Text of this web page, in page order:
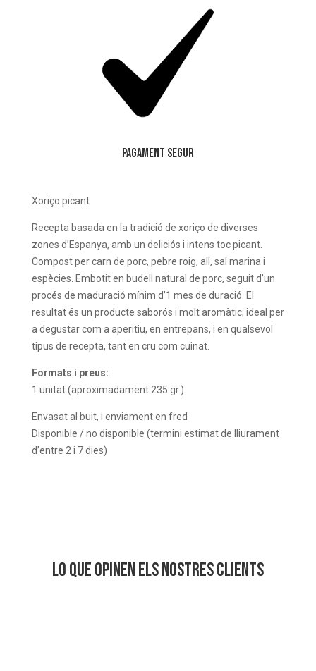
Pagament Segur
Xoriço picant
Recepta basada en la tradició de xoriço de diverses
zones d’Espanya, amb un deliciós i intens toc picant.
Compost per carn de porc, pebre roig, all, sal marina i
espècies. Embotit en budell natural de porc, seguit d’un
procés de maduració mínim d’1 mes de duració. El
resultat és un producte saborós i molt aromàtic; ideal per
a degustar com a aperitiu, en entrepans, i en qualsevol
tipus de recepta, tant en cru com cuinat.
Formats i preus:
1 unitat (aproximadament 235 gr.)
Envasat al buit, i enviament en fred
Disponible / no disponible (termini estimat de lliurament
d’entre 2 i 7 dies)
Lo que opinen els nostres clients